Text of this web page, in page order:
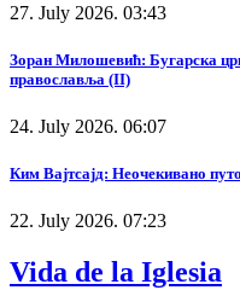
27. July 2026. 03:43
Зоран Милошевић: Бугарска
православља (II)
24. July 2026. 06:07
Ким Вајтсајд: Неочекивано
22. July 2026. 07:23
Vida de la Iglesia